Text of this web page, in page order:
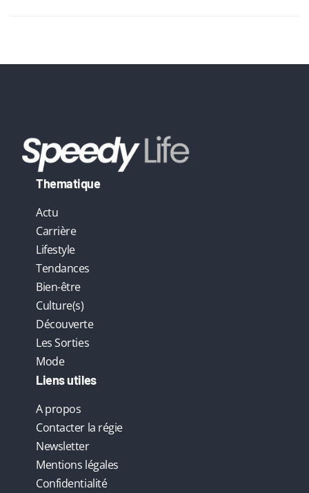
Thematique
Actu
Carrière
Lifestyle
Tendances
Bien-être
Culture(s)
Découverte
Les Sorties
Mode
Liens utiles
A propos
Contacter la régie
Newsletter
Mentions légales
Confidentialité